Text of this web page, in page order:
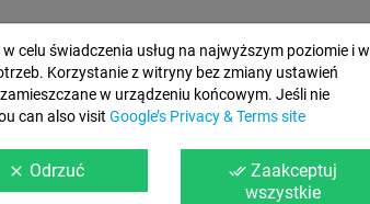
na język polski)
celu świadczenia usług na najwyższym poziomie i w
Korzystanie z witryny bez zmiany ustawień
w urządzeniu końcowym. Jeśli nie
can also visit Google’s Privacy & Terms site
clear Odrzuć done_all Zaakceptuj
wszystkie